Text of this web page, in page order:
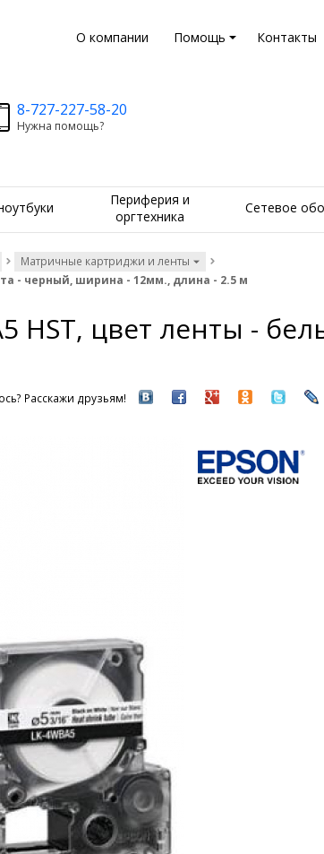
О компании Помощь Контакты
8-727-227-58-20
Нужна помощь?
Периферия и
оргтехника
Сетевое
Матричные картриджи и ленты
- черный, ширина - 12мм., длина - 2.5 м
HST, цвет ленты -
Расскажи друзьям!